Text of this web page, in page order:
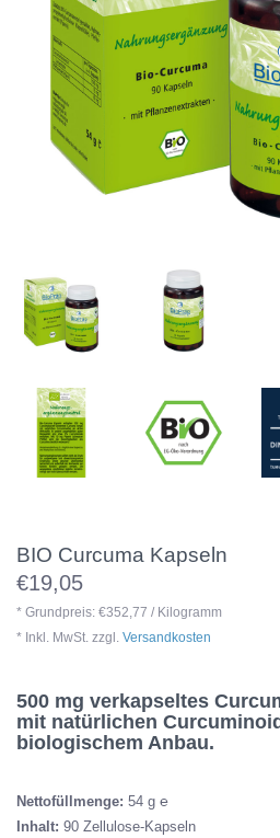
BIO Curcuma Kapseln
€19,05
* Grundpreis: €352,77 / Kilogramm
* Inkl. MwSt. zzgl. Versandkosten
500 mg verkapseltes
mit natürlichen
biologischem Anbau.
Nettofüllmenge: 54 g ℮
Inhalt: 90 Zellulose-Kapseln